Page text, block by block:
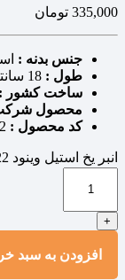
335,000 تومان
جنس بدنه :
طول :
ساخت کشور :
محصول
کد محصول :
انبر یخ استیل وینود G-122 یک عددی ایلا عدد
+
افزودن به سبد